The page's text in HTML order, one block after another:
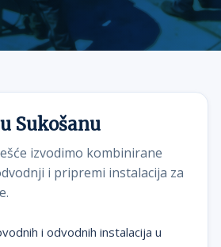
Sukošanu
izvodimo kombinirane
i pripremi instalacija za
i odvodnih instalacija u